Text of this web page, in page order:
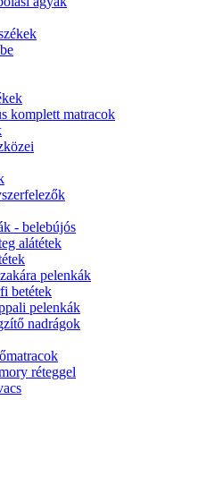
komplett matracok
- belebújós
alátétek
pelenkák
betétek
pelenkák
nadrágok
réteggel